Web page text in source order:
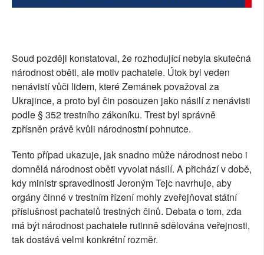
Soud později konstatoval, že rozhodující nebyla skutečná
národnost oběti, ale motiv pachatele. Útok byl veden
nenávistí vůči lidem, které Zemánek považoval za
Ukrajince, a proto byl čin posouzen jako násilí z nenávisti
podle § 352 trestního zákoníku. Trest byl správně
zpřísněn právě kvůli národnostní pohnutce.
Tento případ ukazuje, jak snadno může národnost nebo i
domnělá národnost oběti vyvolat násilí. A přichází v době,
kdy ministr spravedlnosti Jeroným Tejc navrhuje, aby
orgány činné v trestním řízení mohly zveřejňovat státní
příslušnost pachatelů trestných činů. Debata o tom, zda
má být národnost pachatele rutinně sdělována veřejnosti,
tak dostává velmi konkrétní rozměr.